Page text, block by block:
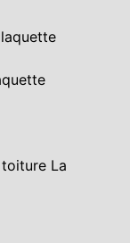
La